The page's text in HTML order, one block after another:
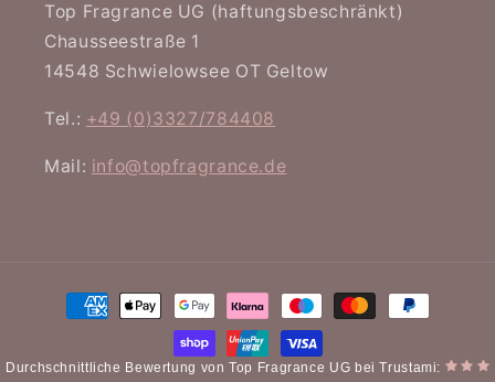
Top Fragrance UG (haftungsbeschränkt)
Chausseestraße 1
14548 Schwielowsee OT Geltow
Tel.: +49 (0)3327/784408
Mail: info@topfragrance.de
Zahlungsmethoden
Durchschnittliche Bewertung von Top Fragrance UG bei Trustami: